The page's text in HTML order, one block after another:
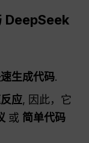
DeepSeek
生成代码.
应, 因此，它
或 简单代码